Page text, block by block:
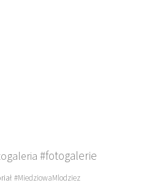
#fotogalerie
#MiedziowaMlodziez